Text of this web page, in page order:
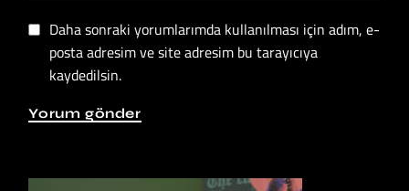
Daha sonraki yorumlarımda kullanılması için adım, e-
posta adresim ve site adresim bu tarayıcıya
kaydedilsin.
Yorum gönder